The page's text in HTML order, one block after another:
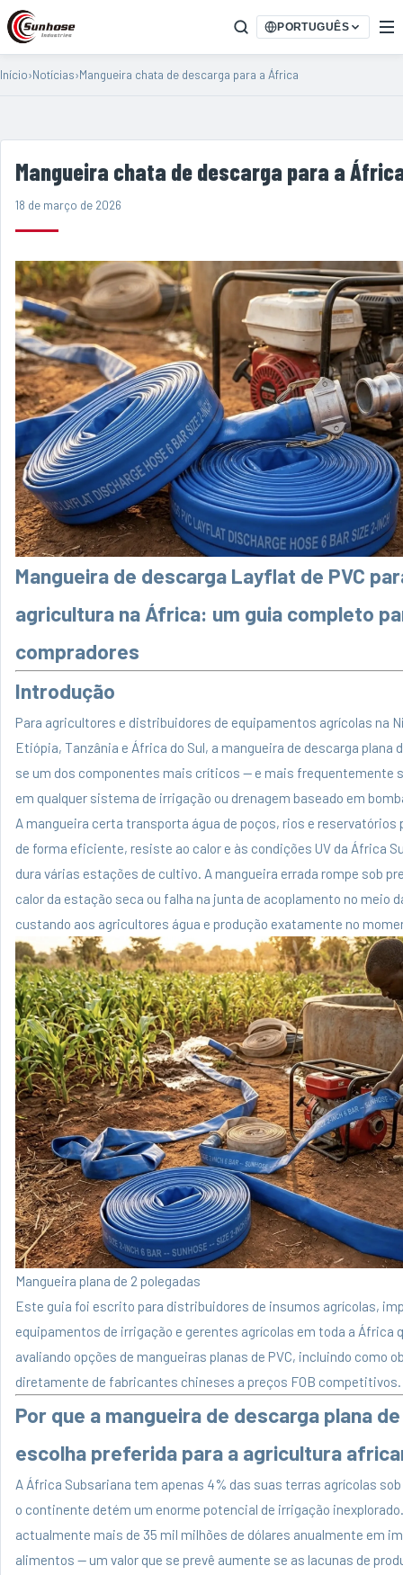
PORTUGUÊS
Início›Notícias›Mangueira chata de descarga para a África
Mangueira chata de descarga para a
18 de março de 2026
Mangueira de descarga Layflat de PVC
agricultura na África: um guia completo
compradores
Introdução
Para agricultores e distribuidores de equipamentos agrícolas na
Etiópia, Tanzânia e África do Sul, a mangueira de descarga plana
se um dos componentes mais críticos — e mais frequentemente
em qualquer sistema de irrigação ou drenagem baseado em
A mangueira certa transporta água de poços, rios e reservatórios
de forma eficiente, resiste ao calor e às condições UV da África
dura várias estações de cultivo. A mangueira errada rompe sob
calor da estação seca ou falha na junta de acoplamento no meio
custando aos agricultores água e produção exatamente no
Mangueira plana de 2 polegadas
Este guia foi escrito para distribuidores de insumos agrícolas,
equipamentos de irrigação e gerentes agrícolas em toda a África
avaliando opções de mangueiras planas de PVC, incluindo como
diretamente de fabricantes chineses a preços FOB competitivos.
Por que a mangueira de descarga plana de
escolha preferida para a agricultura
A África Subsariana tem apenas 4% das suas terras agrícolas
o continente detém um enorme potencial de irrigação
actualmente mais de 35 mil milhões de dólares anualmente em
alimentos — um valor que se prevê aumente se as lacunas de